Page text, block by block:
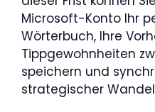
Microsoft-Konto Ihr
Wörterbuch, Ihre
Tippgewohnheiten
speichern und
strategischer